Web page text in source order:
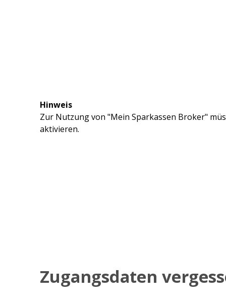
Hinweis
Zur Nutzung von "Mein Sparkassen Broker"
aktivieren.
Zugangsdaten